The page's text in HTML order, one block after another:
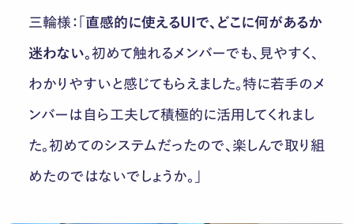
三輪様：「 直感的に使えるUIで、どこに何があるか
迷わない。初めて触れるメンバーでも、見やすく、
わかりやすいと感じてもらえました。特に若手のメ
ンバーは自ら工夫して積極的に活用してくれまし
た。初めてのシステムだったので、楽しんで取り組
めたのではないでしょうか。」